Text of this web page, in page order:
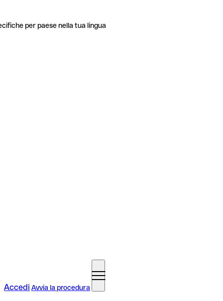
per paese nella tua lingua
Accedi Avvia la procedura